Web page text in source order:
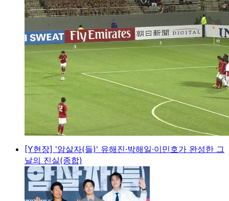
[Y현장] '암살자(들)' 유해진·박해일·이민호가 완성한 그
날의 진실(종합)